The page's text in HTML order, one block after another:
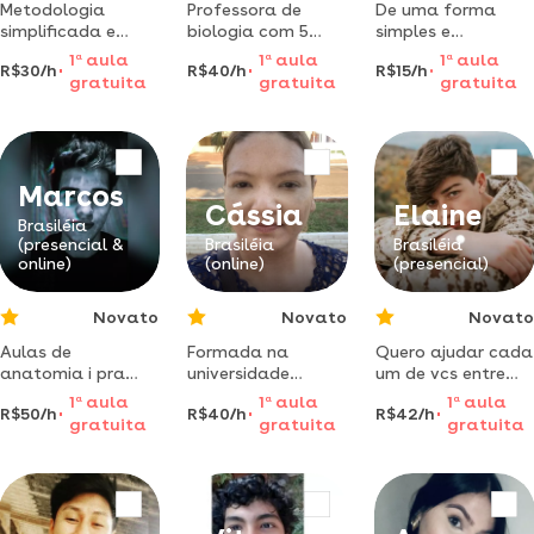
Metodologia
simplificada e
descontraída para
ensinar
trigonometria,
mesma, aulas
virtuais.
R$30/h
1 aaula
gratuita
Professora de
biologia com 5
experiência. pronta
para te ajudar
R$40/h
1 a aula
gratuita
De uma forma
simples e
agradável passar
conhecimento
básico sobre
introdução a
informática
R$15/h
1 aaula
gratuita
Marcos
Brasiléia
(presencial &
online)
Novato
Aulas de
anatomia i pra
você que está
perdido na
materia é as
corre que ainda da
tempo
R$50/h
1 aaula
gratuita
Cássia
Brasiléia
(online)
Novato
Formada na
universidade
federal do acre,
experiência de 5
anos ministrando
superior.
matemática
financeira,
R$40/h
1 a aula
gratuita
Elaine
Brasiléia
(presencial)
Novato
Quero ajudar cada
um de vcs entre
em contato
comigo ok obrgd
R$42/h
1 aaula
gratuita